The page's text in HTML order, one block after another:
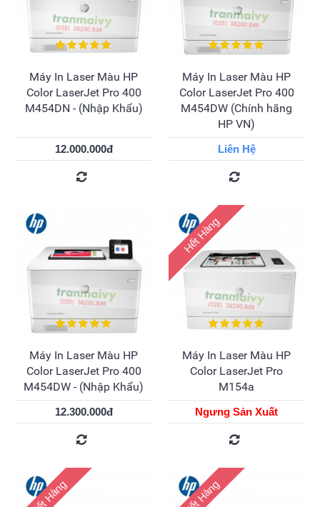
Máy In Laser Màu HP
Color LaserJet Pro 400
M454DN - (Nhập Khẩu)
12.000.000đ
Máy In Laser Màu HP
Color LaserJet Pro 400
M454DW (Chính hãng
HP VN)
Liên Hệ
Máy In Laser Màu HP
Color LaserJet Pro 400
M454DW - (Nhập Khẩu)
12.300.000đ
Hết Hàng
Máy In Laser Màu HP
Color LaserJet Pro
M154a
Ngưng Sản Xuất
Hết Hàng Hết Hàng